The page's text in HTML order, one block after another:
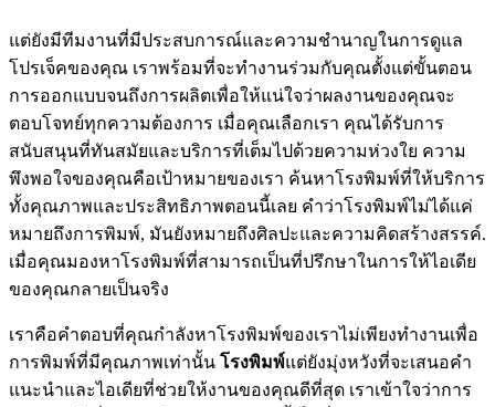
แต่ยังมีทีมงานที่มีประสบการณ์และความชำนาญในการดูแล
โปรเจ็คของคุณ เราพร้อมที่จะทำงานร่วมกับคุณตั้งแต่ขั้นตอน
การออกแบบจนถึงการผลิตเพื่อให้แน่ใจว่าผลงานของคุณจะ
ตอบโจทย์ทุกความต้องการ เมื่อคุณเลือกเรา คุณได้รับการ
สนับสนุนที่ทันสมัยและบริการที่เต็มไปด้วยความห่วงใย ความ
พึงพอใจของคุณคือเป้าหมายของเรา ค้นหาโรงพิมพ์ที่ให้บริการ
ทั้งคุณภาพและประสิทธิภาพตอนนี้เลย คำว่าโรงพิมพ์ไม่ได้แค่
หมายถึงการพิมพ์, มันยังหมายถึงศิลปะและความคิดสร้างสรรค์.
เมื่อคุณมองหาโรงพิมพ์ที่สามารถเป็นที่ปรึกษาในการให้ไอเดีย
ของคุณกลายเป็นจริง
เราคือคำตอบที่คุณกำลังหาโรงพิมพ์ของเราไม่เพียงทำงานเพื่อ
การพิมพ์ที่มีคุณภาพเท่านั้น โรงพิมพ์แต่ยังมุ่งหวังที่จะเสนอคำ
แนะนำและไอเดียที่ช่วยให้งานของคุณดีที่สุด เราเข้าใจว่าการ